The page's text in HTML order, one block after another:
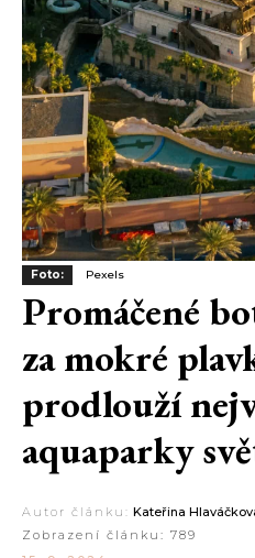
Foto: Pexels
Promáčené
za mokré
prodlouží
aquaparky
Autor článku: Kateřina
Zobrazení článku: 789